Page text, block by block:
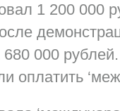
1 200 000
000
оплатить